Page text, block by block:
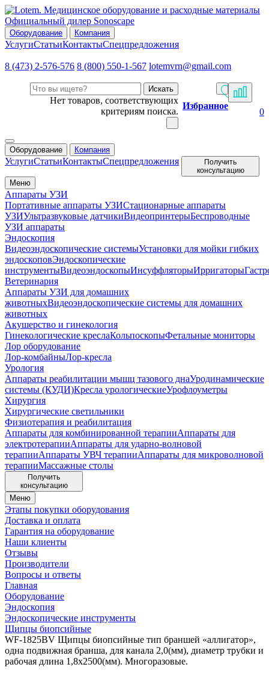
Официальный дилер Sonoscape
Оборудование Компания
УслугиСтатьиКонтактыСпецпредложения
8 (473) 2-576-576 8 (800) 550-1-567 lotemvrn@gmail.com
Искать
Нет товаров, соответствующих
критериям поиска.
Избранное
0
Оборудование Компания
УслугиСтатьиКонтактыСпецпредложения
Получить
консультацию
Меню
Аппараты УЗИ
Портативные аппараты УЗИСтационарные аппараты
УЗИУльтразвуковые датчикиВидеопринтерыБеспроводные
УЗИ аппараты
Эндоскопия
Видеоэндоскопические системыУстановки для мойки гибких
эндоскоповЭндоскопические
инструментыВидеоэндоскопыИнсуффляторыИрригаторы
Ветеринария
Аппараты УЗИ для домашних
животныхВидеоэндоскопические системы для домашних
животных
Акушерство и гинекология
Гинекологические креслаКольпоскопыФетальные мониторы
Лор оборудование
Лор-комбайныЛор-кресла
Урология
Аппараты реабилитации мышц тазового днаУродинамические
системы (КУДИ)Кресла урологическиеУрофлоуметры
Хирургия
Хирургические светильники
Физиотерапия и реабилитация
Аппараты для комбинированной терапииАппараты для
электротерапииАппараты для ударно-волновой
терапииАппараты УВЧ терапииАппараты для микроволновой
терапииМассажные столы
Получить
консультацию
Меню
Этапы покупки оборудования
Доставка и оплата
Гарантия на оборудование
Наши клиенты
Отзывы
Производители
Вопросы и ответы
Главная
Оборудование
Эндоскопия
Эндоскопические инструменты
Щипцы биопсийные
WF-1825BV Щипцы биопсийные тип браншей «аллигатор»,
одна подвижная бранша, для канала 2,0(мм), диаметр трубки и
рабочая длина 1,8х2500(мм). Многоразовые.